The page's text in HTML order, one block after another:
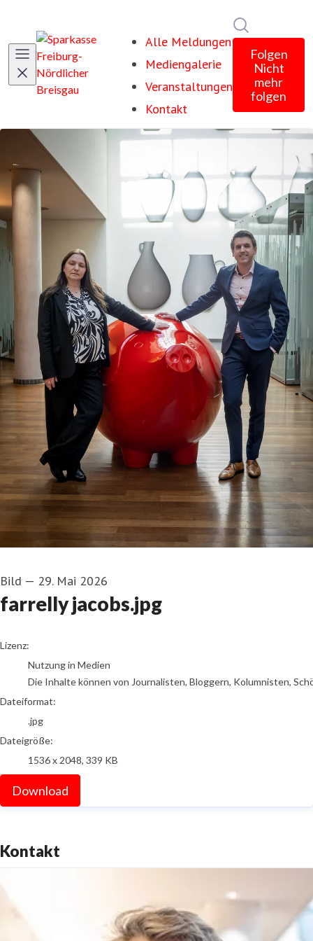
Alle Meldungen
Mediengalerie
Veranstaltungen
Kontakt
Folgen
Nicht
mehr
folgen
Bild — 29. Mai 2026
farrelly jacobs.jpg
go to media item
Lizenz:
Nutzung in Medien
Die Inhalte können von Journalisten, Bloggern, Kolumnisten,
Dateiformat:
.jpg
Dateigröße:
1536 x 2048, 339 KB
Download
Kontakt